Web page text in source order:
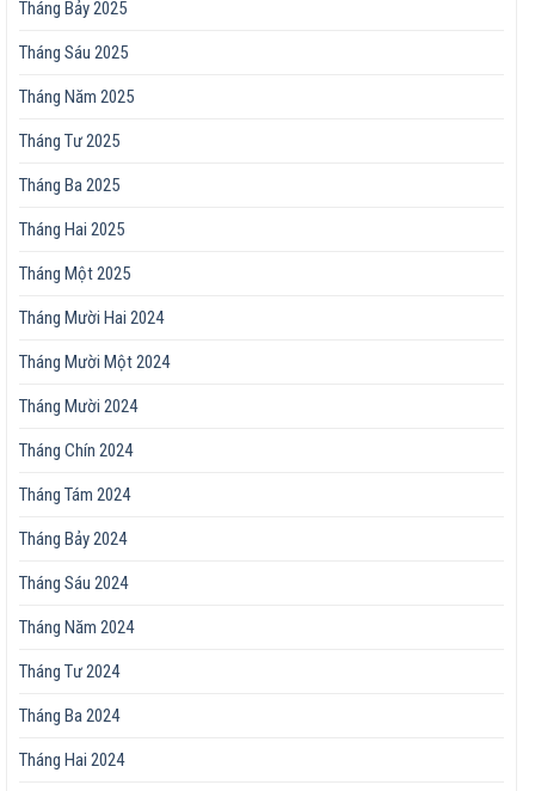
Tháng Bảy 2025
Tháng Sáu 2025
Tháng Năm 2025
Tháng Tư 2025
Tháng Ba 2025
Tháng Hai 2025
Tháng Một 2025
Tháng Mười Hai 2024
Tháng Mười Một 2024
Tháng Mười 2024
Tháng Chín 2024
Tháng Tám 2024
Tháng Bảy 2024
Tháng Sáu 2024
Tháng Năm 2024
Tháng Tư 2024
Tháng Ba 2024
Tháng Hai 2024